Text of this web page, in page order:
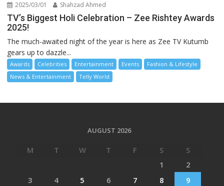
2025/03/01 Shahzad Ahmed
TV’s Biggest Holi Celebration – Zee Rishtey Awards
2025!
The much-awaited night of the year is here as Zee TV Kutumb
gears up to dazzle...
Awards Celebrities Entertainment Events
Fashion & Lifestyle
News & Entertainment
Telly World
AUGUST 2026
M T W T F S
S
1
2
3
4 5 6 7 8
9